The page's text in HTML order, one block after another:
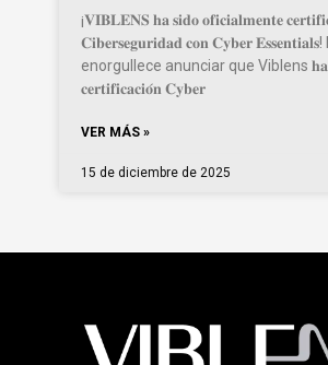
¡𝐕𝐈𝐁𝐋𝐄𝐍𝐒 𝐡𝐚 𝐬𝐢𝐝𝐨 𝐨𝐟𝐢𝐜𝐢𝐚𝐥𝐦𝐞𝐧𝐭𝐞
𝐂𝐢𝐛𝐞𝐫𝐬𝐞𝐠𝐮𝐫𝐢𝐝𝐚𝐝 𝐜𝐨𝐧 𝐂𝐲𝐛𝐞𝐫 𝐄𝐬𝐬𝐞𝐧𝐭𝐢𝐚𝐥𝐬!
enorgullece anunciar que Viblens 𝐡𝐚
𝐜𝐞𝐫𝐭𝐢𝐟𝐢𝐜𝐚𝐜𝐢𝐨́𝐧 𝐂𝐲𝐛𝐞𝐫
VER MÁS »
15 de diciembre de 2025